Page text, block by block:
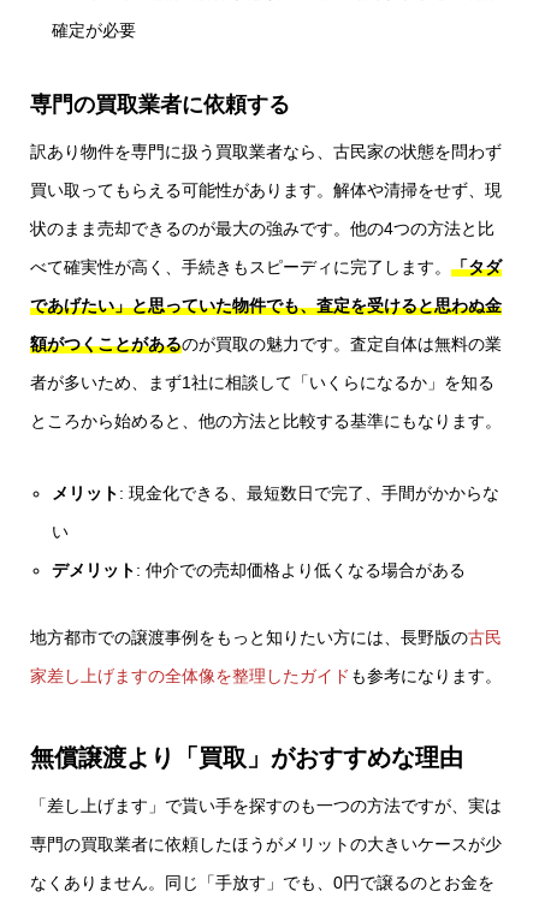
確定が必要
専門の買取業者に依頼する
訳あり物件を専門に扱う買取業者なら、古民家の状態を問わず
買い取ってもらえる可能性があります。解体や清掃をせず、現
状のまま売却できるのが最大の強みです。他の4つの方法と比
べて確実性が高く、手続きもスピーディに完了します。 「タダ
であげたい」と思っていた物件でも、査定を受けると思わぬ金
額がつくことがあるのが買取の魅力です。査定自体は無料の業
者が多いため、まず1社に相談して「いくらになるか」を知る
ところから始めると、他の方法と比較する基準にもなります。
メリット: 現金化できる、最短数日で完了、手間がかからな
い
デメリット: 仲介での売却価格より低くなる場合がある
地方都市での譲渡事例をもっと知りたい方には、長野版の古民
家差し上げますの全体像を整理したガイド も参考になります。
無償譲渡より「買取」がおすすめな理由
「差し上げます」で貰い手を探すのも一つの方法ですが、実は
専門の買取業者に依頼したほうがメリットの大きいケースが少
なくありません。同じ「手放す」でも、0円で譲るのとお金を